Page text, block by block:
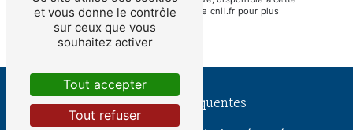
adresse: Bloctel.gouv.fr . Consultez le site cnil.fr pour plus
d’informations sur vos droits.
Recherches fréquentes
et vous donne le contrôle
sur ceux que vous
souhaitez activer
Tout accepter
Tout refuser